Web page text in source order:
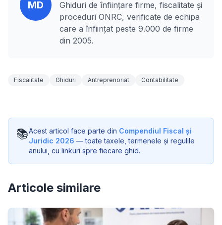
MD
Ghiduri de înființare firme, fiscalitate și
proceduri ONRC, verificate de echipa
care a înființat peste 9.000 de firme
din 2005.
Fiscalitate Ghiduri Antreprenoriat Contabilitate
📚Acest articol face parte din Compendiul Fiscal și
Juridic 2026 — toate taxele, termenele și regulile
anului, cu linkuri spre fiecare ghid.
Articole similare